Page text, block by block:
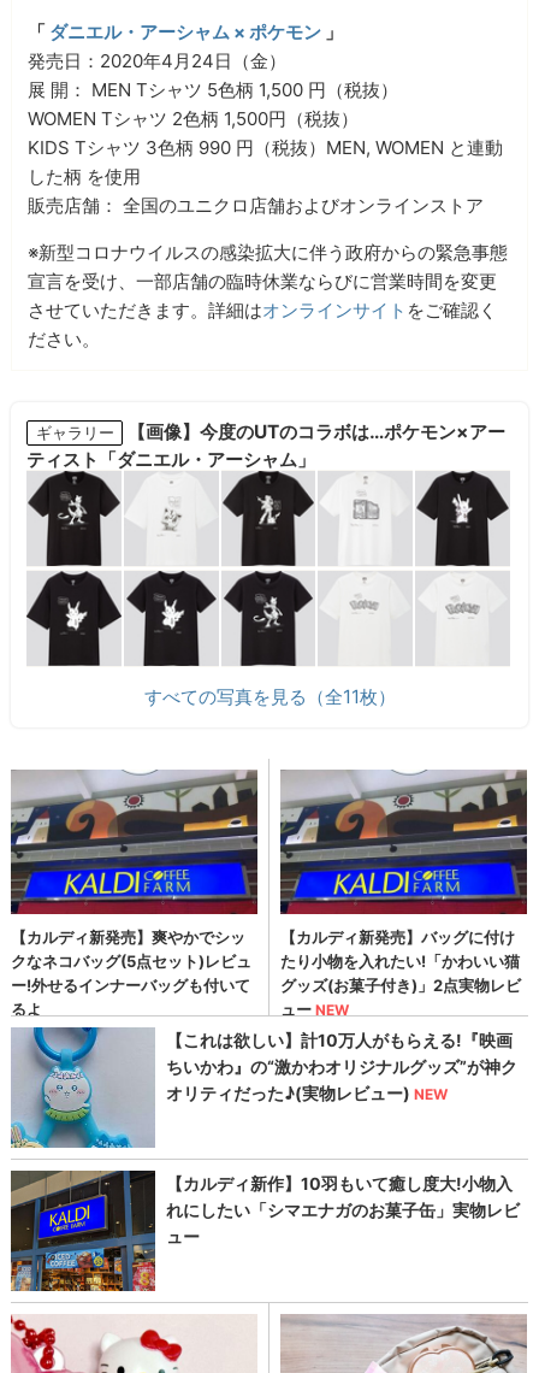
「 ダニエル・アーシャム × ポケモン 」
発売日：2020年4月24日（金）
展 開： MEN Tシャツ 5色柄 1,500 円（税抜）
WOMEN Tシャツ 2色柄 1,500円（税抜）
KIDS Tシャツ 3色柄 990 円（税抜）MEN, WOMEN と連動
した柄 を使用
販売店舗： 全国のユニクロ店舗およびオンラインストア
※新型コロナウイルスの感染拡大に伴う政府からの緊急事態
宣言を受け、一部店舗の臨時休業ならびに営業時間を変更
させていただきます。詳細はオンラインサイト をご確認く
ださい。
ギャラリー
【画像】今度のUTのコラボは…ポケモン×アー
ティスト「ダニエル・アーシャム」
すべての写真を見る（全11枚）